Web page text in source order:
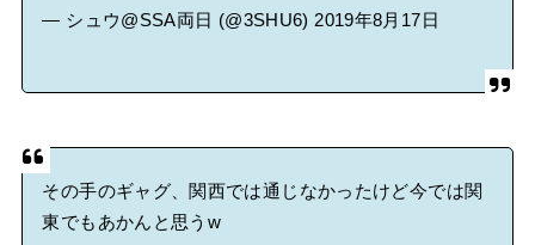
— シュウ@SSA両日 (@3SHU6) 2019年8月17日
その手のギャグ、関西では通じなかったけど今では関
東でもあかんと思うw